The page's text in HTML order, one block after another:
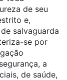
de seu
e,
salvaguarda
se por
a
de saúde,